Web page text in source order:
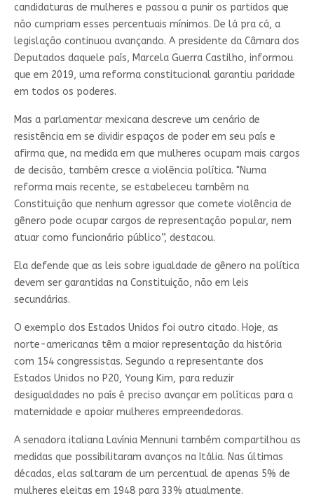
candidaturas de mulheres e passou a punir os partidos que
não cumpriam esses percentuais mínimos. De lá pra cá, a
legislação continuou avançando. A presidente da Câmara dos
Deputados daquele país, Marcela Guerra Castilho, informou
que em 2019, uma reforma constitucional garantiu paridade
em todos os poderes.
Mas a parlamentar mexicana descreve um cenário de
resistência em se dividir espaços de poder em seu país e
afirma que, na medida em que mulheres ocupam mais cargos
de decisão, também cresce a violência política. "Numa
reforma mais recente, se estabeleceu também na
Constituição que nenhum agressor que comete violência de
gênero pode ocupar cargos de representação popular, nem
atuar como funcionário público”, destacou.
Ela defende que as leis sobre igualdade de gênero na política
devem ser garantidas na Constituição, não em leis
secundárias.
O exemplo dos Estados Unidos foi outro citado. Hoje, as
norte-americanas têm a maior representação da história
com 154 congressistas. Segundo a representante dos
Estados Unidos no P20, Young Kim, para reduzir
desigualdades no país é preciso avançar em políticas para a
maternidade e apoiar mulheres empreendedoras.
A senadora italiana Lavínia Mennuni também compartilhou as
medidas que possibilitaram avanços na Itália. Nas últimas
décadas, elas saltaram de um percentual de apenas 5% de
mulheres eleitas em 1948 para 33% atualmente.